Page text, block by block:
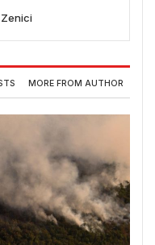
Zenici
MORE FROM AUTHOR